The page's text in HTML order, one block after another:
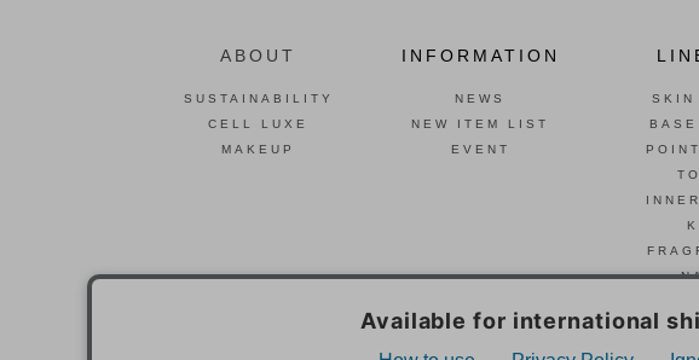
ABOUT
SUSTAINABILITY
CELL LUXE
MAKEUP
INFORMATION
NEWS
NEW ITEM LIST
EVENT
SKIN
BASE